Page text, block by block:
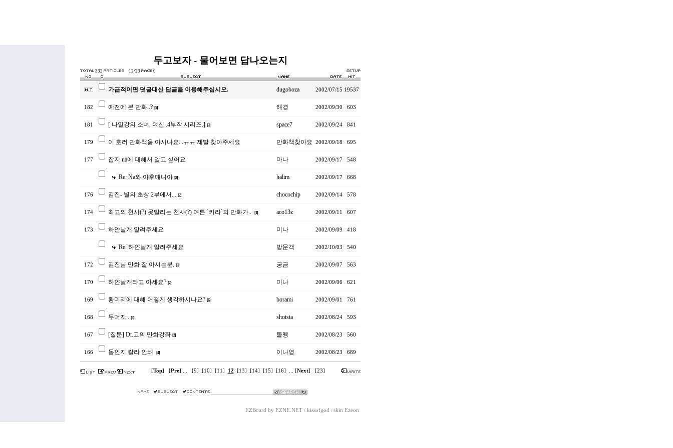
두고보자 - 물어보면 답나오는지
332 12/23 0
가급적이면 덧글대신 답글을 이용해주십시오. dugoboza 2002/07/15 19537
182 예전에 본 만화..? [5] 해경 2002/09/30 603
181 [ 나일강의 소녀, 여신..4부작 시리즈.] [3] space7 2002/09/24 841
179 이 호러 만화책을 아시나요...ㅠㅠ 제발 찾아주세요 만화책찾아요 2002/09/18 695
177 잡지 na에 대해서 알고 싶어요 마나 2002/09/17 548
Re: Na와 야후매니아 [8] halim 2002/09/17 668
176 김진- 별의 초상 2부에서... [2] chocochip 2002/09/14 578
174 최고의 천사(?) 못말리는 천사(?) 여튼 `키라`의 만화가.. [1] aco13z 2002/09/11 607
173 하얀날개 알려주세요 미나 2002/09/09 418
Re: 하얀날개 알려주세요 방문객 2002/10/03 540
172 김진님 만화 잘 아시는분. [3] 궁금 2002/09/07 563
170 하얀날개라고 아세요? [2] 미나 2002/09/06 621
169 황미리에 대해 어떻게 생각하시나요? [6] borami 2002/09/01 761
168 두더지.. [3] shotsta 2002/08/24 593
167 [질문] Dr.고의 만화강좌 [2] 돌뗑 2002/08/23 560
166 동인지 칼라 인쇄 [4] 이나영 2002/08/23 689
[Top] [Pre] .... [9] [10] [11 ] 12 [13] [14] [15] [16] ... [Next] [23]
EZBoard by EZNE.NET / kissofgod / skin Ezeon